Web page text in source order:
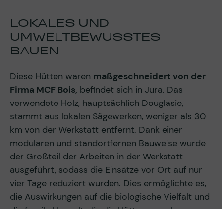
LOKALES UND
UMWELTBEWUSSTES
BAUEN
Diese Hütten waren maßgeschneidert von der
Firma MCF Bois, befindet sich in Jura. Das
verwendete Holz, hauptsächlich Douglasie,
stammt aus lokalen Sägewerken, weniger als 30
km von der Werkstatt entfernt. Dank einer
modularen und standortfernen Bauweise wurde
der Großteil der Arbeiten in der Werkstatt
ausgeführt, sodass die Einsätze vor Ort auf nur
vier Tage reduziert wurden. Dies ermöglichte es,
die Auswirkungen auf die biologische Vielfalt und